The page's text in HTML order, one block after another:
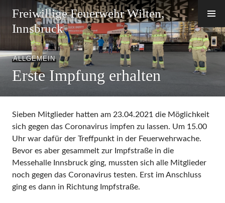
Inhalt
springen
Freiwillige Feuerwehr Wilten,
Innsbruck
ALLGEMEIN
Erste Impfung erhalten
Sieben Mitglieder hatten am 23.04.2021 die Möglichkeit
sich gegen das Coronavirus impfen zu lassen. Um 15.00
Uhr war dafür der Treffpunkt in der Feuerwehrwache.
Bevor es aber gesammelt zur Impfstraße in die
Messehalle Innsbruck ging, mussten sich alle Mitglieder
noch gegen das Coronavirus testen. Erst im Anschluss
ging es dann in Richtung Impfstraße.